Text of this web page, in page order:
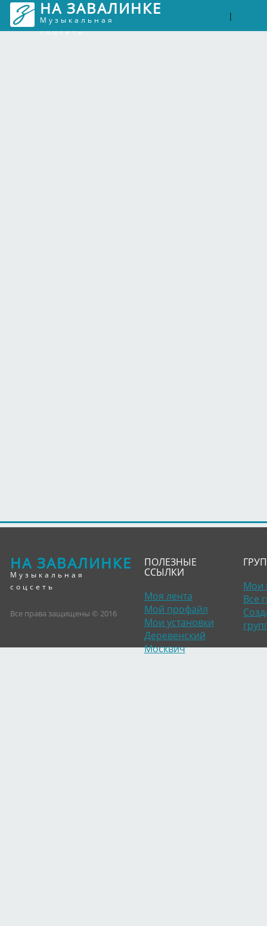
НА ЗАВАЛИНКЕ
Музыкальная
соцсеть
|
НА ЗАВАЛИНКЕ
Музыкальная
соцсеть
Все права защищены © 2016
ПОЛЕЗНЫЕ
ССЫЛКИ
Моя лента
Мой профайл
Мои установки
Деревенский
Москвич
Мои
Все